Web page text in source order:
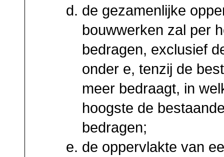
de gezamenlijke
bouwwerken zal per
bedragen, exclusief
onder e, tenzij de
meer bedraagt, in
hoogste de
bedragen;
de oppervlakte van